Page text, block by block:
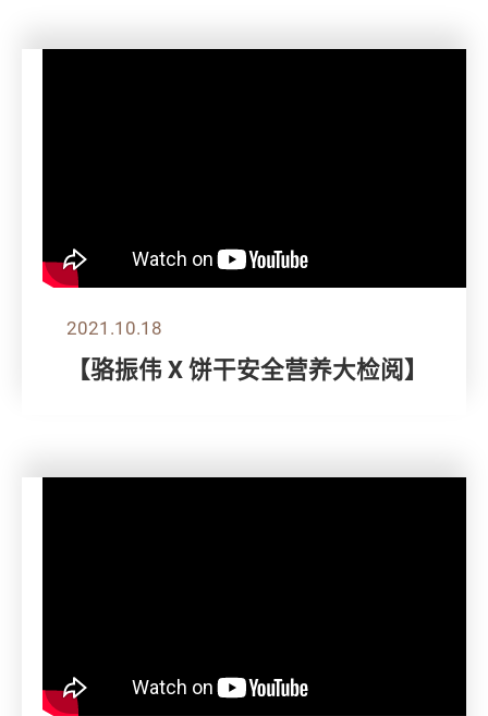
2021.10.18
【骆振伟 X 饼干安全营养大检阅】